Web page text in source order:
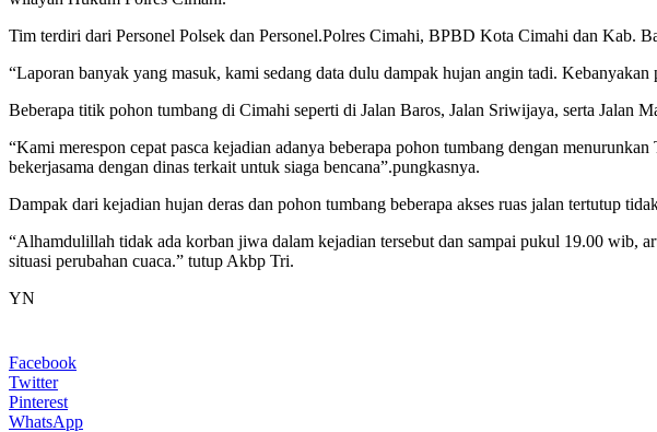
Tim terdiri dari Personel Polsek dan Personel.Polres Cimahi, BPBD Kota Cimahi dan Kab.
“Laporan banyak yang masuk, kami sedang data dulu dampak hujan angin tadi.
Beberapa titik pohon tumbang di Cimahi seperti di Jalan Baros, Jalan Sriwijaya, serta Jalan
“Kami merespon cepat pasca kejadian adanya beberapa pohon tumbang dengan
bekerjasama dengan dinas terkait untuk siaga bencana”.pungkasnya.
Dampak dari kejadian hujan deras dan pohon tumbang beberapa akses ruas jalan tertutup
“Alhamdulillah tidak ada korban jiwa dalam kejadian tersebut dan sampai pukul 19.00 wib,
situasi perubahan cuaca.” tutup Akbp Tri.
YN
Facebook
Twitter
Pinterest
WhatsApp